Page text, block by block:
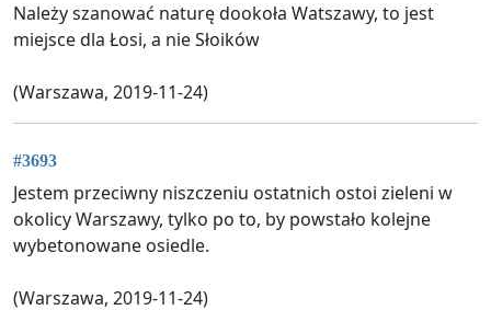
Należy szanować naturę dookoła Watszawy, to jest
miejsce dla Łosi, a nie Słoików
(Warszawa, 2019-11-24)
#3693
Jestem przeciwny niszczeniu ostatnich ostoi zieleni w
okolicy Warszawy, tylko po to, by powstało kolejne
wybetonowane osiedle.
(Warszawa, 2019-11-24)